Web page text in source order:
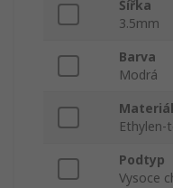
Šířka
3.5mm
Barva
Modrá
Materiál
Podtyp
Vysoce